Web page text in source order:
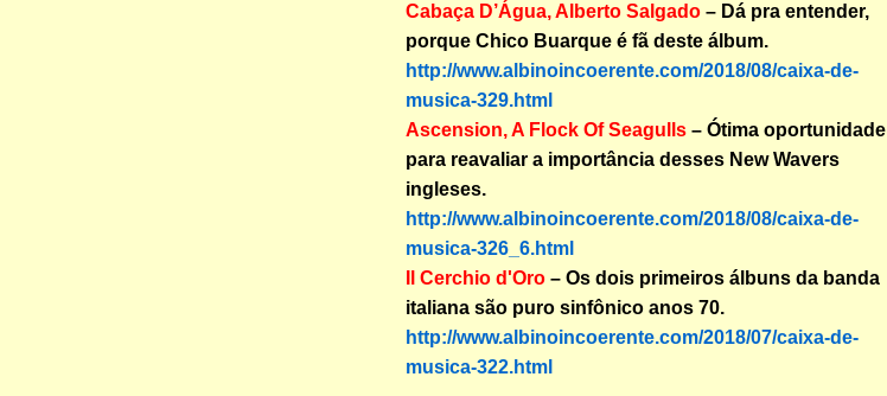
Cabaça D’Água, Alberto Salgado – Dá pra entender,
porque Chico Buarque é fã deste álbum.
http://www.albinoincoerente.com/2018/08/caixa-de-
musica-329.html
Ascension, A Flock Of Seagulls – Ótima oportunidade
para reavaliar a importância desses New Wavers
ingleses.
http://www.albinoincoerente.com/2018/08/caixa-de-
musica-326_6.html
Il Cerchio d'Oro – Os dois primeiros álbuns da banda
italiana são puro sinfônico anos 70.
http://www.albinoincoerente.com/2018/07/caixa-de-
musica-322.html